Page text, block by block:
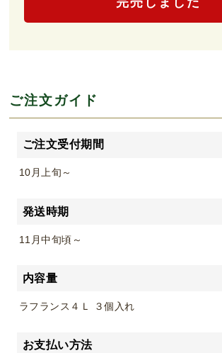
ご注文ガイド
ご注文受付期間
10月上旬～
発送時期
11月中旬頃～
内容量
ラフランス４Ｌ ３個入れ
お支払い方法